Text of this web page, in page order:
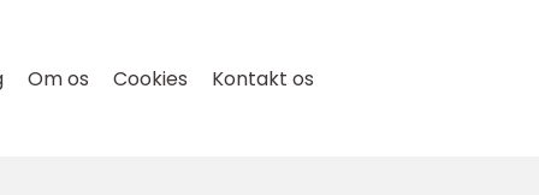
Om os Cookies Kontakt os